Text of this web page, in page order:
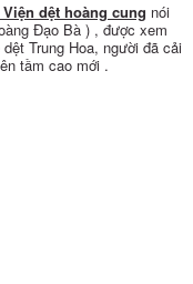
dệt hoàng cung nói
Đạo Bà ) , được xem
Trung Hoa, người đã cải
tầm cao mới .